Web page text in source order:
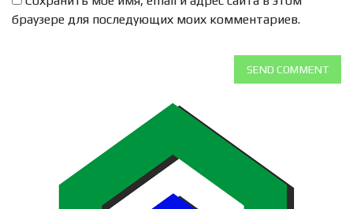
браузере для последующих моих комментариев.
SEND COMMENT